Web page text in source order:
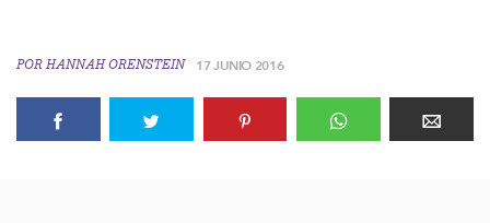
POR HANNAH ORENSTEIN 17 JUNIO 2016